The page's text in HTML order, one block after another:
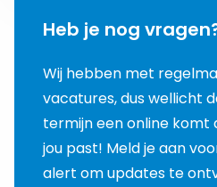
Heb je nog
Wij hebben met
vacatures, dus wellicht
termijn een online komt
jou past! Meld je aan
alert om updates te